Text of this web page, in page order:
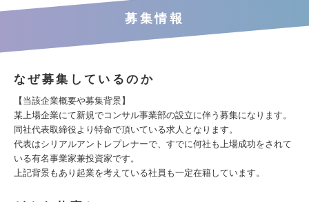
募集情報
なぜ募集しているのか
【当該企業概要や募集背景】
某上場企業にて新規でコンサル事業部の設立に伴う募集になります。
同社代表取締役より特命で頂いている求人となります。
代表はシリアルアントレプレナーで、すでに何社も上場成功をされて
いる有名事業家兼投資家です。
上記背景もあり起業を考えている社員も一定在籍しています。